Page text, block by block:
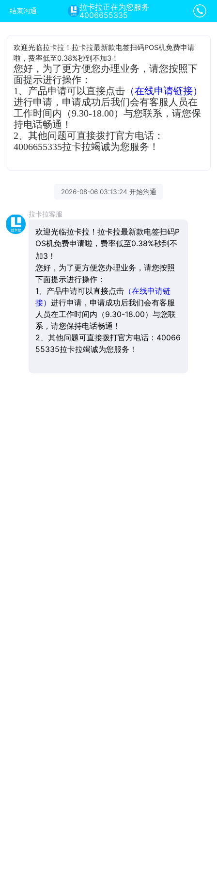
结束沟通
拉卡拉正在为您服务
4006655335
欢迎光临拉卡拉！拉卡拉最新款电签扫码POS机免费申请
啦，费率低至0.38%秒到不加3！
您好，为了更方便您办理业务，请您按照下
面提示进行操作：
1、产品申请可以直接点击 （在线申请链接）
进行申请，申请成功后我们会有客服人员在
工作时间内（9.30-18.00）与您联系，请您保
持电话畅通！
2、其他问题可直接拨打官方电话：
4006655335拉卡拉竭诚为您服务！
2026-08-06 03:13:24 开始沟通
拉卡拉客服
欢迎光临拉卡拉！拉卡拉最新款电签扫码P
OS机免费申请啦，费率低至0.38%秒到不
加3！
您好，为了更方便您办理业务，请您按照
下面提示进行操作：
1、产品申请可以直接点击（在线申请链
接） 进行申请，申请成功后我们会有客服
人员在工作时间内（9.30-18.00）与您联
系，请您保持电话畅通！
2、其他问题可直接拨打官方电话：40066
55335拉卡拉竭诚为您服务！